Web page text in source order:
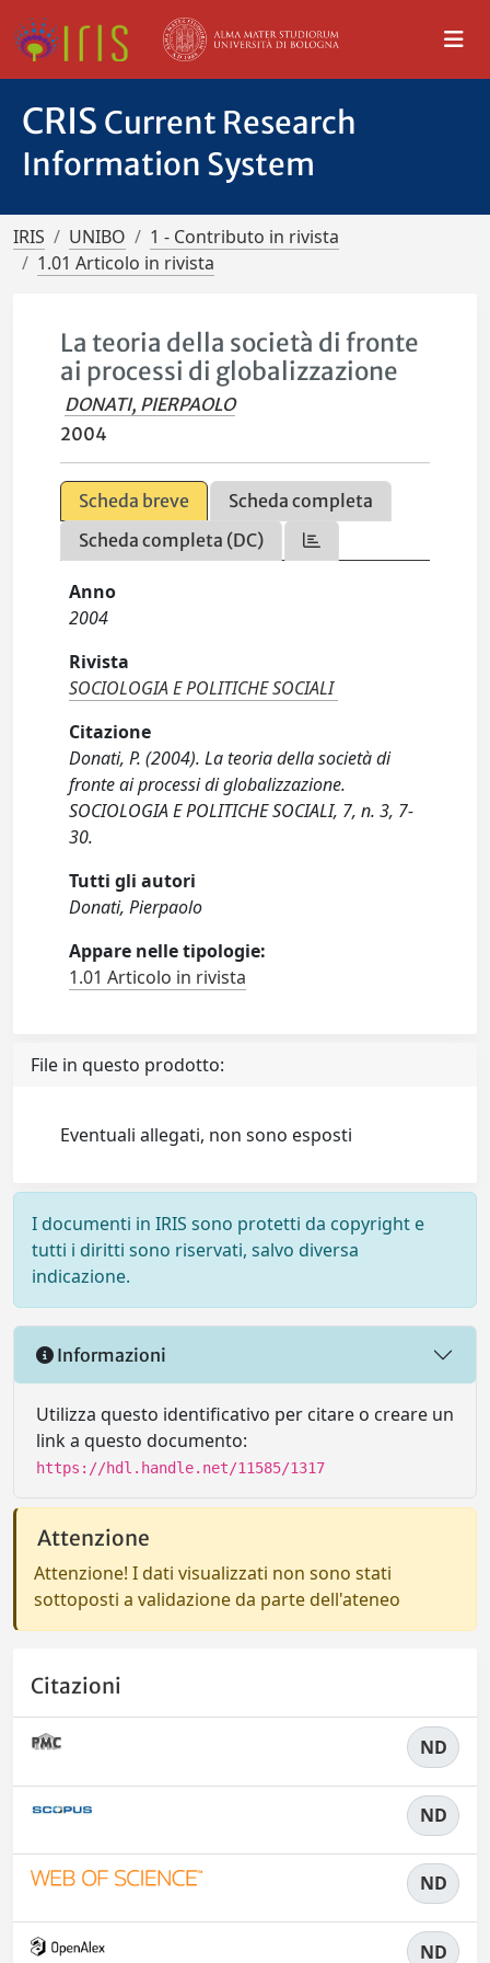
CRIS Current Research
Information System
IRIS UNIBO
1 - Contributo in rivista
1.01 Articolo in rivista
La teoria della società di fronte
ai processi di globalizzazione
DONATI, PIERPAOLO
2004
Scheda breve
Scheda completa
Scheda completa (DC)
Anno
2004
Rivista
SOCIOLOGIA E POLITICHE SOCIALI
Citazione
Donati, P. (2004). La teoria della società di
fronte ai processi di globalizzazione.
SOCIOLOGIA E POLITICHE SOCIALI, 7, n. 3, 7-
30.
Tutti gli autori
Donati, Pierpaolo
Appare nelle tipologie:
1.01 Articolo in rivista
File in questo prodotto:
Eventuali allegati, non sono esposti
I documenti in IRIS sono protetti da copyright e
tutti i diritti sono riservati, salvo diversa
indicazione.
Informazioni
Utilizza questo identificativo per citare o creare un
link a questo documento:
https://hdl.handle.net/11585/1317
Attenzione
Attenzione! I dati visualizzati non sono stati
sottoposti a validazione da parte dell'ateneo
Citazioni
ND
ND
ND
ND